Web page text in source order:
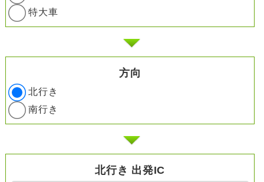
特大車
方向
北行き
南行き
北行き 出発IC